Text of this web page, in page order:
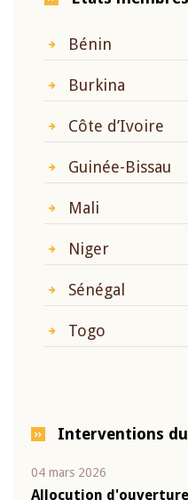
Bénin
Burkina
Côte d’Ivoire
Guinée-Bissau
Mali
Niger
Sénégal
Togo
Interventions
04 mars 2026
Allocution